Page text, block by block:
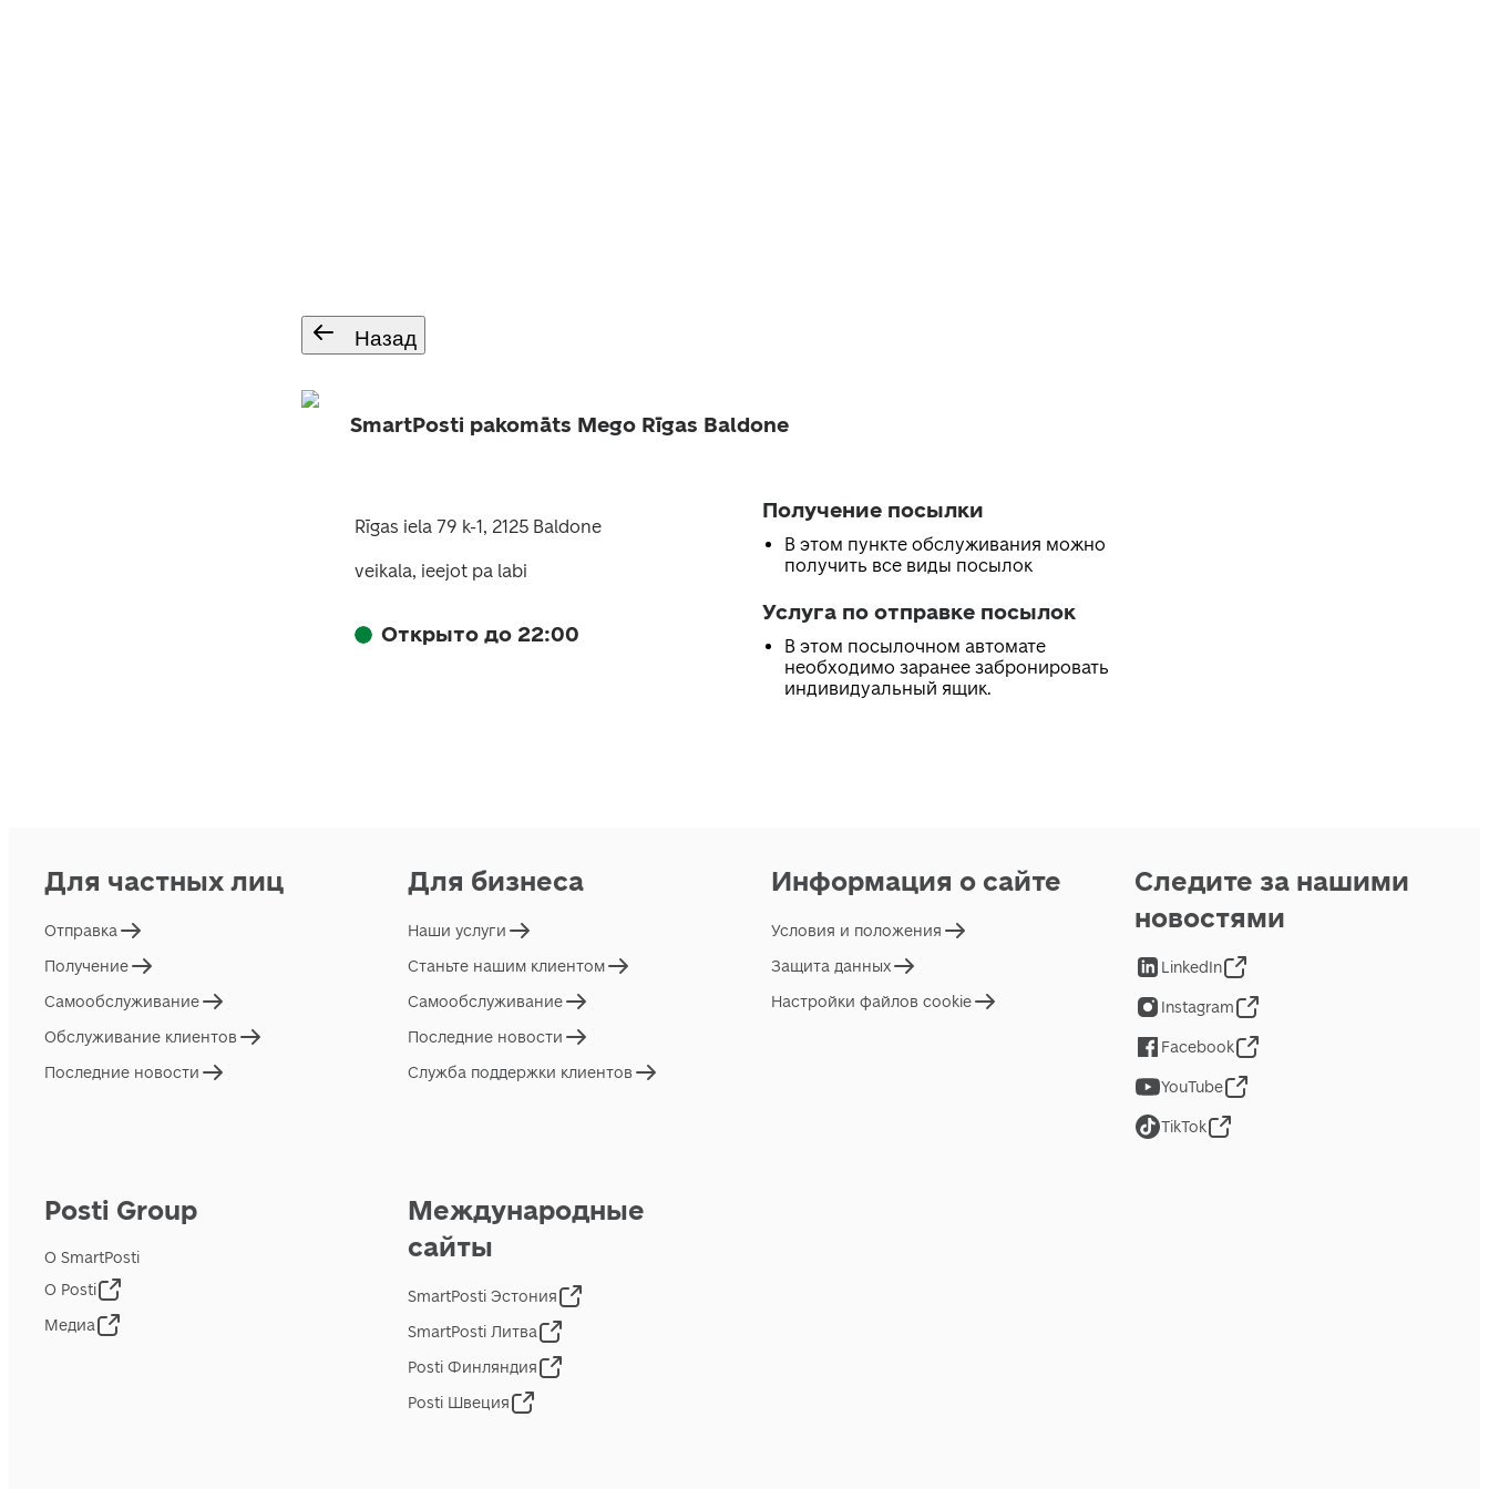
Назад
SmartPosti pakomāts Mego Rīgas Baldone
Rīgas iela 79 k-1, 2125 Baldone
veikala, ieejot pa labi
Открыто до 22:00
Получение посылки
В этом пункте обслуживания можно
получить все виды посылок
Услуга по отправке посылок
В этом посылочном автомате
необходимо заранее забронировать
индивидуальный ящик.
Для частных лиц
Отправка
Получение
Самообслуживание
Обслуживание клиентов
Последние новости
Для бизнеса
Наши услуги
Станьте нашим клиентом
Самообслуживание
Последние новости
Служба поддержки клиентов
Информация о сайте
Условия и положения
Защита данных
Настройки файлов cookie
Posti Group
О SmartPosti
О Posti
Медиа
Международные
сайты
SmartPosti Эстония
SmartPosti Литва
Posti Финляндия
Posti Швеция
Следите за нашими
новостями
LinkedIn
Instagram
Facebook
YouTube
TikTok